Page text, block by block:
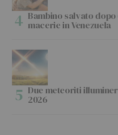
Bambino salvato
macerie in Venezuela
Due meteoriti
2026